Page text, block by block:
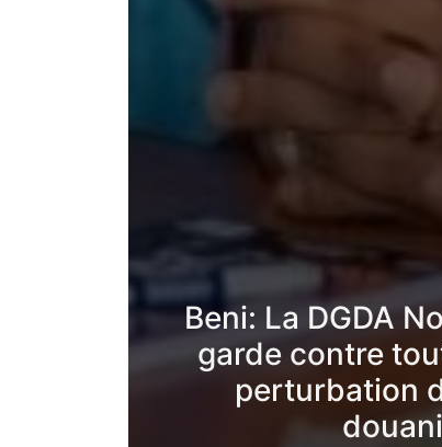
Beni: La DGDA
garde contre
perturbation